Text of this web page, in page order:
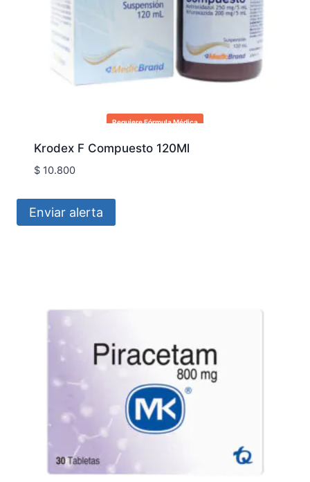
Requiere Fórmula Médica
Krodex F Compuesto 120Ml
$10.800
Enviar alerta